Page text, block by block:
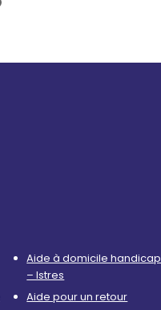
Aide à domicile handicap
– Istres
Aide pour un retour